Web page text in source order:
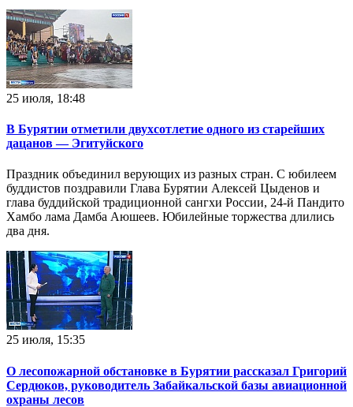
25 июля, 18:48
В Бурятии отметили двухсотлетие одного из старейших
дацанов — Эгитуйского
Праздник объединил верующих из разных стран. С юбилеем
буддистов поздравили Глава Бурятии Алексей Цыденов и
глава буддийской традиционной сангхи России, 24-й Пандито
Хамбо лама Дамба Аюшеев. Юбилейные торжества длились
два дня.
25 июля, 15:35
О лесопожарной обстановке в Бурятии рассказал Григорий
Сердюков, руководитель Забайкальской базы авиационной
охраны лесов